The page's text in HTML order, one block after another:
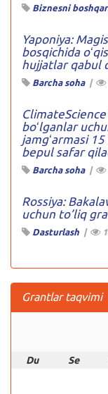
Biznesni
Yaponiya:
bosqichida
hujjatlar qabul
Barcha soha|
boʻlganlar
jamgʻarmasi
bepul safar
Barcha soha|
Rossiya:
uchun to’liq
Dasturlash |
Grantlar taqvimi
Du Se